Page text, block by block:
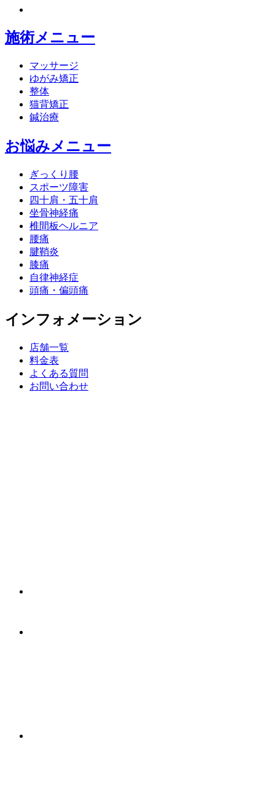
施術メニュー
マッサージ
ゆがみ矯正
整体
猫背矯正
鍼治療
お悩みメニュー
ぎっくり腰
スポーツ障害
四十肩・五十肩
坐骨神経痛
椎間板ヘルニア
腰痛
腱鞘炎
膝痛
自律神経症
頭痛・偏頭痛
インフォメーション
店舗一覧
料金表
よくある質問
お問い合わせ